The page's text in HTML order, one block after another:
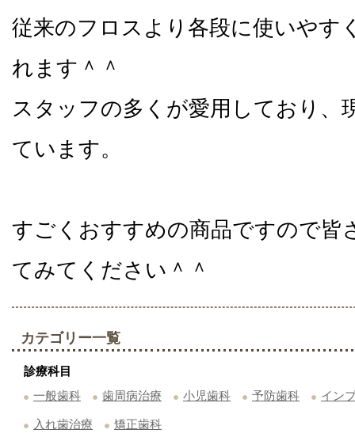
従来のフロスより各段に使いやす
れます＾＾
スタッフの多くが愛用しており、
ています。
すごくおすすめの商品ですので皆
てみてください＾＾
カテゴリー一覧
診療科目
一般歯科
歯周病治療 小児歯科 予防歯科 イン
入れ歯治療 矯正歯科